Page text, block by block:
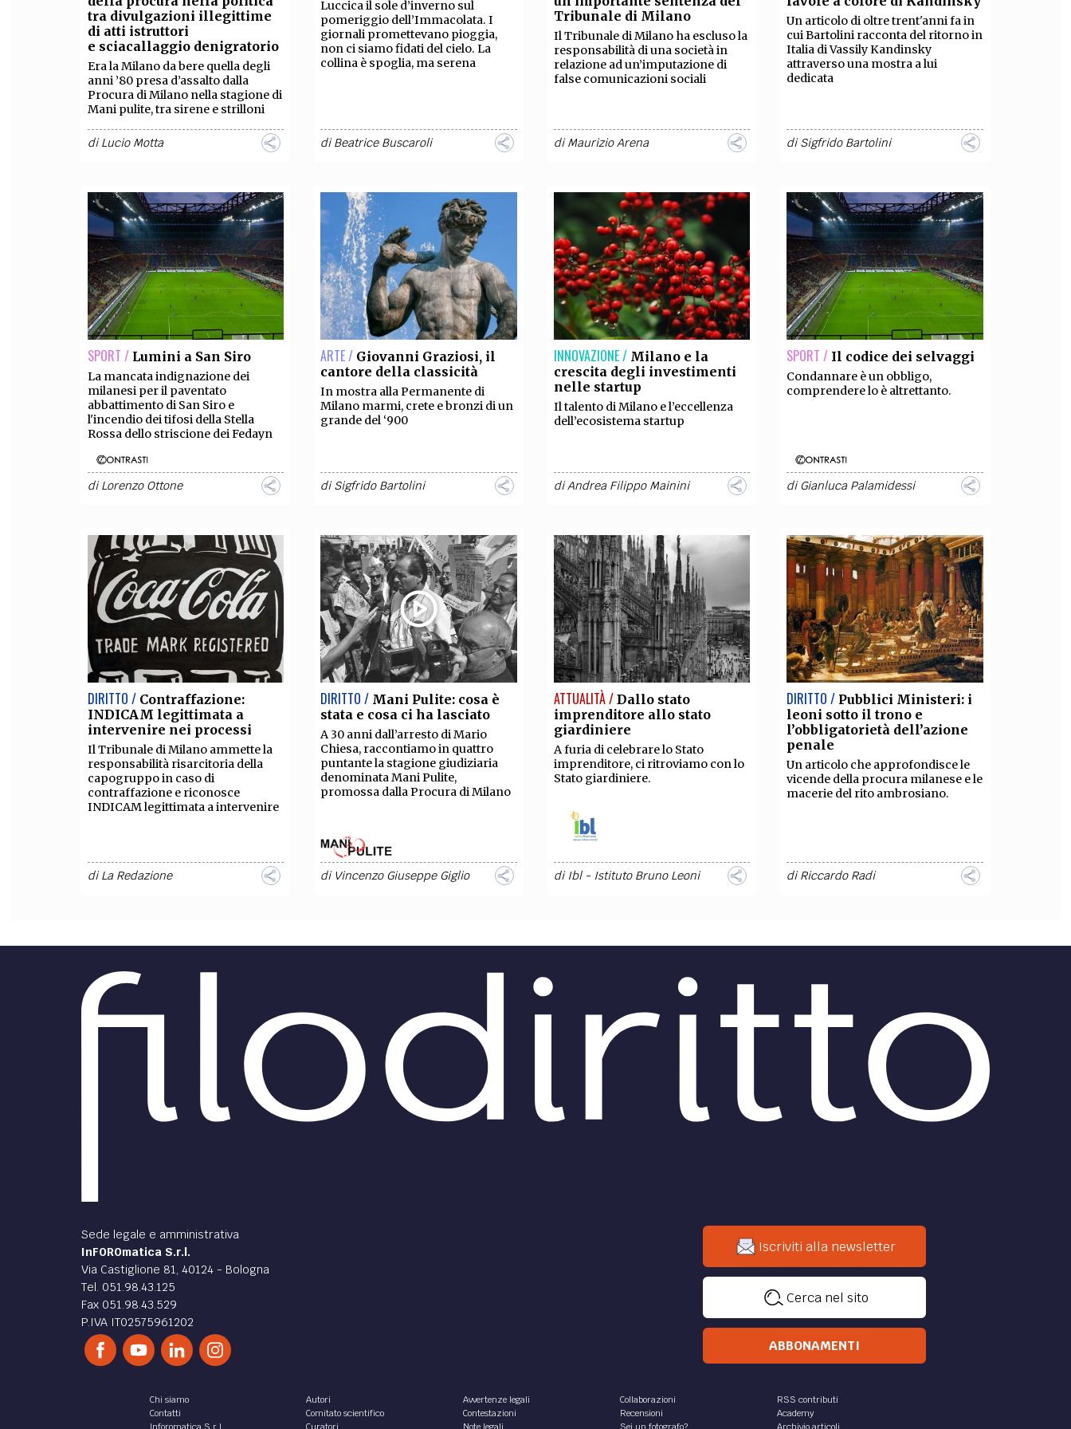
FILODIRITTO REDAZIONE COMITATO SCIENTIFICO CURATORI FOTOGRAFI PARTNER COLLABORA CON NOI
EXTRA
SOCIAL MEDIA
tra divulgazioni illegittime
di atti istruttori
e sciacallaggio denigratorio
Era la Milano da bere quella degli
anni ’80 presa d’assalto dalla
Procura di Milano nella stagione di
Mani pulite, tra sirene e strilloni
diLucio Motta
Luccica il sole d’inverno sul
pomeriggio dell’Immacolata. I
giornali promettevano pioggia,
non ci siamo fidati del cielo. La
collina è spoglia, ma serena
diBeatrice Buscaroli
Tribunale di Milano
Il Tribunale di Milano ha escluso la
responsabilità di una società in
relazione ad un’imputazione di
false comunicazioni sociali
diMaurizio Arena
Un articolo di oltre trent'anni fa in
cui Bartolini racconta del ritorno in
Italia di Vassily Kandinsky
attraverso una mostra a lui
dedicata
diSigfrido Bartolini
SPORT / Lumini a San Siro
La mancata indignazione dei
milanesi per il paventato
abbattimento di San Siro e
l'incendio dei tifosi della Stella
Rossa dello striscione dei Fedayn
diLorenzo Ottone
ARTE / Giovanni Graziosi, il
cantore della classicità
In mostra alla Permanente di
Milano marmi, crete e bronzi di un
grande del ‘900
diSigfrido Bartolini
INNOVAZIONE / Milano e la
crescita degli investimenti
nelle startup
Il talento di Milano e l’eccellenza
dell’ecosistema startup
diAndrea Filippo Mainini
SPORT / Il codice dei selvaggi
Condannare è un obbligo,
comprendere lo è altrettanto.
diGianluca Palamidessi
DIRITTO / Contraffazione:
INDICAM legittimata a
intervenire nei processi
Il Tribunale di Milano ammette la
responsabilità risarcitoria della
capogruppo in caso di
contraffazione e riconosce
INDICAM legittimata a intervenire
diLa Redazione
DIRITTO / Mani Pulite: cosa è
stata e cosa ci ha lasciato
A 30 anni dall’arresto di Mario
Chiesa, raccontiamo in quattro
puntante la stagione giudiziaria
denominata Mani Pulite,
promossa dalla Procura di Milano
di Vincenzo Giuseppe Giglio
ATTUALITÀ / Dallo stato
imprenditore allo stato
giardiniere
A furia di celebrare lo Stato
imprenditore, ci ritroviamo con lo
Stato giardiniere.
di Ibl - Istituto Bruno Leoni
DIRITTO / Pubblici Ministeri: i
leoni sotto il trono e
l’obbligatorietà dell’azione
penale
Un articolo che approfondisce le
vicende della procura milanese e le
macerie del rito ambrosiano.
diRiccardo Radi
Sede legale e amministrativa
InFOROmatica S.r.l.
Via Castiglione 81, 40124 - Bologna
Tel. 051.98.43.125
Fax 051.98.43.529
P.IVA IT02575961202
Iscriviti alla newsletter
Cerca nel sito
ABBONAMENTI
Chi siamo
Contatti
Inforomatica S.r.l.
Autori
Comitato scientifico
Curatori
Avvertenze legali
Contestazioni
Note legali
Collaborazioni
Recensioni
Sei un fotografo?
RSS contributi
Academy
Archivio articoli